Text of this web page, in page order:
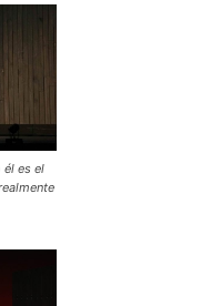
él es el